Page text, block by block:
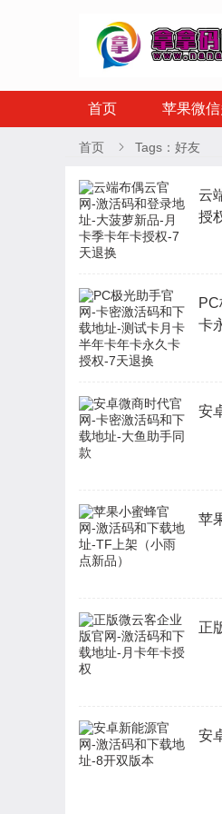
首页 苹果微
首页  Tags：好友
云
授
卡
安
苹
正
安